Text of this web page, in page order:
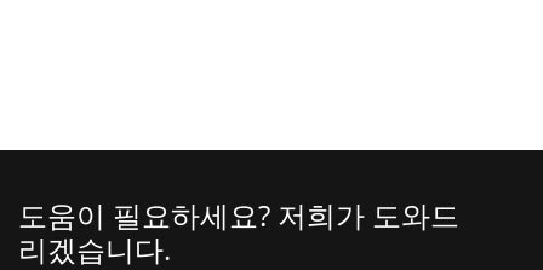
도움이 필요하세요? 저희가 도와드
리겠습니다.